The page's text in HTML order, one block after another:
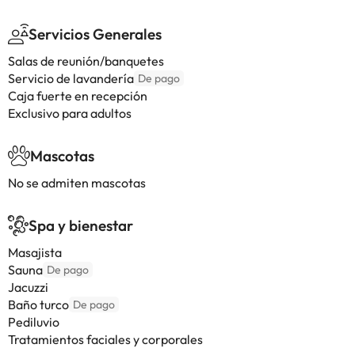
Servicios Generales
Salas de reunión/banquetes
Servicio de lavandería De pago
Caja fuerte en recepción
Exclusivo para adultos
Mascotas
No se admiten mascotas
Spa y bienestar
Masajista
Sauna De pago
Jacuzzi
Baño turco De pago
Pediluvio
Tratamientos faciales y corporales